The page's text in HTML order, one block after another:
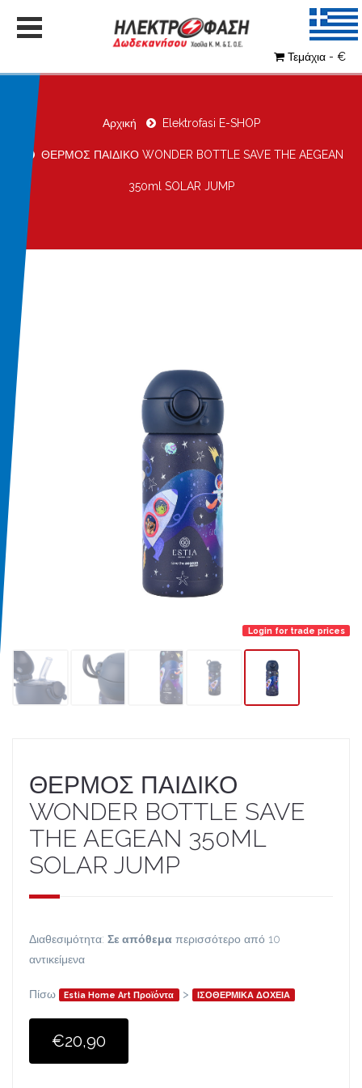
Τεμάχια - €
Αρχική Elektrofasi E-SHOP
ΘΕΡΜΟΣ ΠΑΙΔΙΚΟ WONDER BOTTLE SAVE THE AEGEAN
350ml SOLAR JUMP
Login for trade prices
ΘΕΡΜΟΣ ΠΑΙΔΙΚΟ
WONDER BOTTLE SAVE
THE AEGEAN 350ML
SOLAR JUMP
Διαθεσιμότητα: Σε απόθεμα περισσότερο από 10
αντικείμενα
Πίσω Estia Home Art Προϊόντα > ΙΣΟΘΕΡΜΙΚΑ ΔΟΧΕΙΑ
€20,90